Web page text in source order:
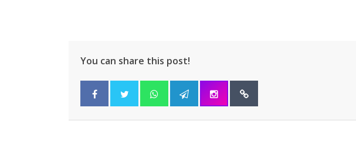
You can share this post!